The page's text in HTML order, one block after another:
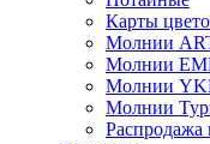
Карты
Молнии
Молнии
Молнии
Молнии
Распродажа